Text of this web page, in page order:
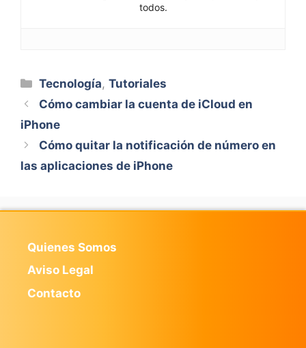
todos.
Categorías
Tecnología,Tutoriales
Cómo cambiar la cuenta de iCloud en
iPhone
Cómo quitar la notificación de número en
las aplicaciones de iPhone
Quienes Somos
Aviso Legal
Contacto